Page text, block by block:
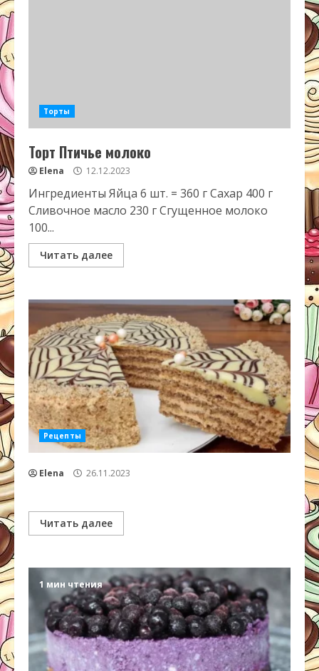
Торты
Торт Птичье молоко
Elena 12.12.2023
Ингредиенты Яйца 6 шт. = 360 г Сахар 400 г
Сливочное масло 230 г Сгущенное молоко
100...
Читать далее
Рецепты
Elena 26.11.2023
Читать далее
1 мин чтения